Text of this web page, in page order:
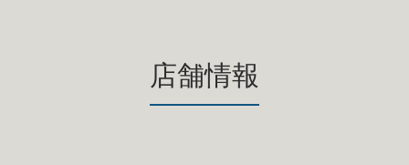
店舗情報